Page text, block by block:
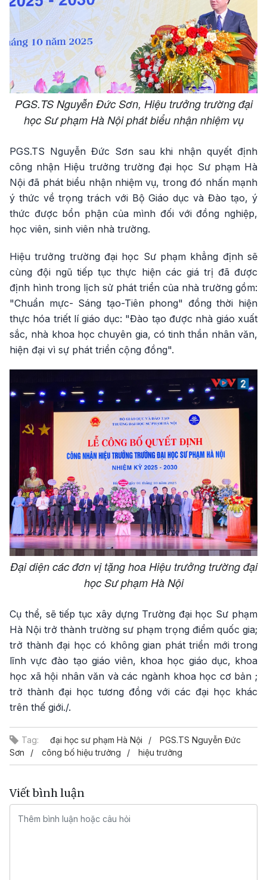
PGS.TS Nguyễn Đức Sơn, Hiệu trưởng trường đại
học Sư phạm Hà Nội phát biểu nhận nhiệm vụ
PGS.TS Nguyễn Đức Sơn sau khi nhận quyết định
công nhận Hiệu trưởng trường đại học Sư phạm Hà
Nội đã phát biểu nhận nhiệm vụ, trong đó nhấn mạnh
ý thức về trọng trách với Bộ Giáo dục và Đào tạo, ý
thức được bổn phận của mình đối với đồng nghiệp,
học viên, sinh viên nhà trường.
Hiệu trưởng trường đại học Sư phạm khẳng định sẽ
cùng đội ngũ tiếp tục thực hiện các giá trị đã được
định hình trong lịch sử phát triển của nhà trường gồm:
"Chuẩn mực- Sáng tạo-Tiên phong" đồng thời hiện
thực hóa triết lí giáo dục: "Đào tạo được nhà giáo xuất
sắc, nhà khoa học chuyên gia, có tinh thần nhân văn,
hiện đại vì sự phát triển cộng đồng".
Đại diện các đơn vị tặng hoa Hiệu trưởng trường đại
học Sư phạm Hà Nội
Cụ thể, sẽ tiếp tục xây dựng Trường đại học Sư phạm
Hà Nội trở thành trường sư phạm trọng điểm quốc gia;
trở thành đại học có không gian phát triển mới trong
lĩnh vực đào tạo giáo viên, khoa học giáo dục, khoa
học xã hội nhân văn và các ngành khoa học cơ bản ;
trở thành đại học tương đồng với các đại học khác
trên thế giới./.
Tag: đại học sư phạm Hà Nội
PGS.TS Nguyễn Đức
Sơn
công bố hiệu trưởng hiệu trưởng
Viết bình luận